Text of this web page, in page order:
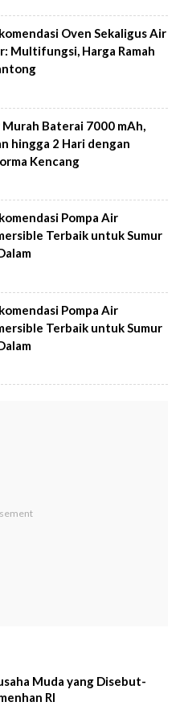
Oven Sekaligus Air
Multifungsi, Harga Ramah
Murah Baterai 7000 mAh,
hingga 2 Hari dengan
Kencang
Pompa Air
Terbaik untuk Sumur
Pompa Air
Terbaik untuk Sumur
Muda yang Disebut-
RI